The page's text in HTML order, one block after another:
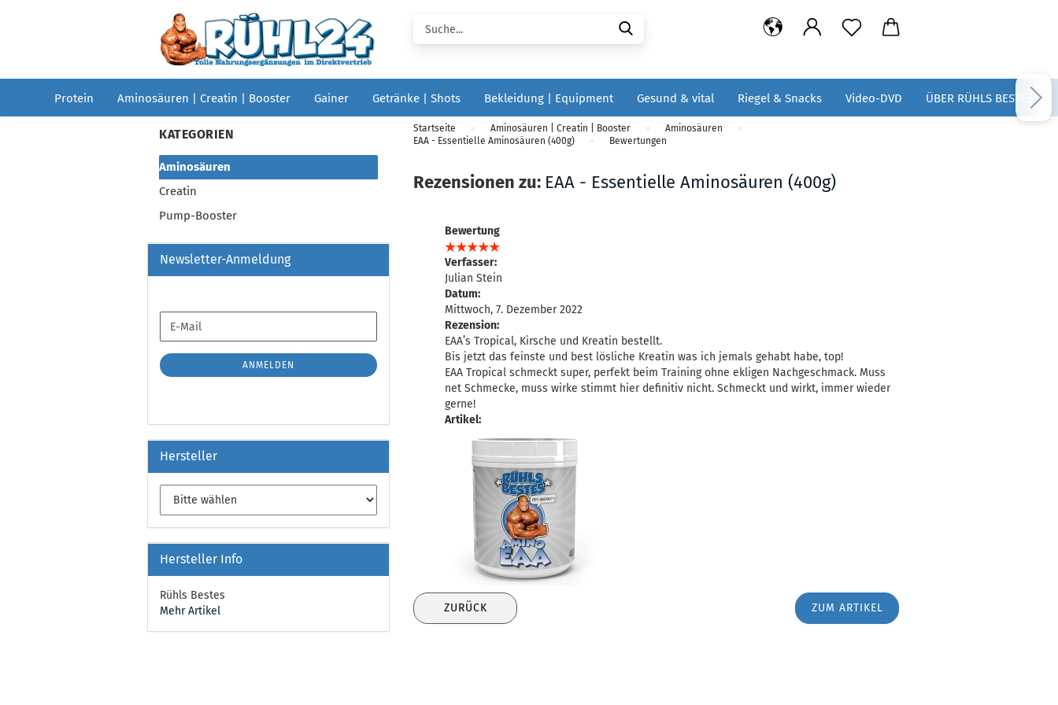
Protein Aminosäuren | Creatin | Booster Gainer Getränke | Shots Bekleidung | Equipment Gesund & vital Riegel & Snacks Video-DVD ÜBER RÜHLS BESTES
Startseite » Aminosäuren | Creatin | Booster » Aminosäuren »
EAA - Essentielle Aminosäuren (400g) » Bewertungen
Rezensionen zu: EAA - Essentielle Aminosäuren (400g)
Bewertung
Verfasser:
Julian Stein
Datum:
Mittwoch, 7. Dezember 2022
Rezension:
EAA’s Tropical, Kirsche und Kreatin bestellt.
Bis jetzt das feinste und best lösliche Kreatin was ich jemals gehabt habe, top!
EAA Tropical schmeckt super, perfekt beim Training ohne ekligen Nachgeschmack. Muss
net Schmecke, muss wirke stimmt hier definitiv nicht. Schmeckt und wirkt, immer wieder
gerne!
Artikel:
ZURÜCK ZUM ARTIKEL
KATEGORIEN
Aminosäuren
Creatin
Pump-Booster
Newsletter-Anmeldung
ZUR
ANMELDUNG
E-
Mail
ANMELDEN
Hersteller
Hersteller Info
Rühls Bestes
Mehr Artikel